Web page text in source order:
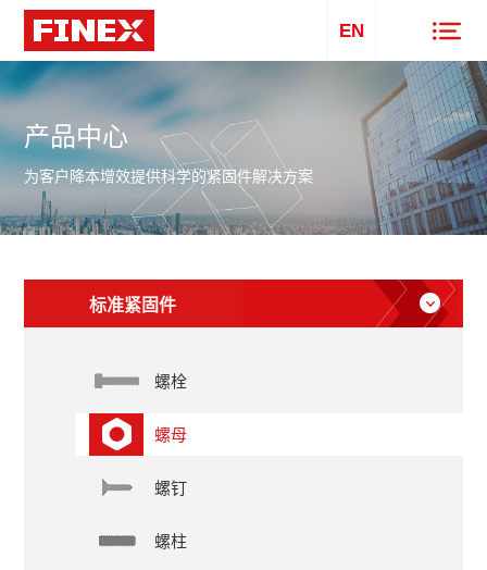
EN
产品中心
为客户降本增效提供科学的紧固件解决方案
标准紧固件
螺栓
螺母
螺钉
螺柱